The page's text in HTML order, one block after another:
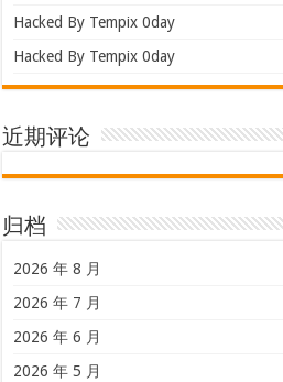
Hacked By Tempix 0day
Hacked By Tempix 0day
近期评论
归档
2026 年 8 月
2026 年 7 月
2026 年 6 月
2026 年 5 月